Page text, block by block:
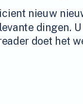
nieuw
dingen.
doet het